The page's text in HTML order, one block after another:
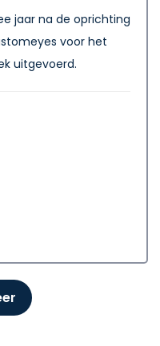
jaar na de oprichting
voor het
uitgevoerd.